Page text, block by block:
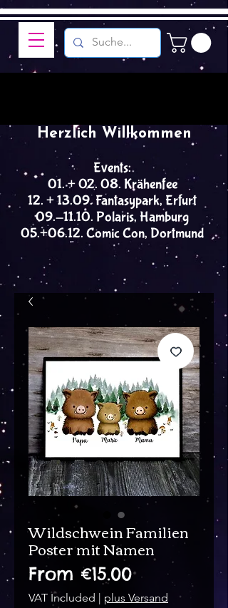
Events:
01. + 02. 08. Krähenfee
12. + 13.09. Fantasypark, Erfurt
09.-11.10. Polaris, Hamburg
05.+06.12. Comic Con, Dortmund
Herzlich Willkommen
Wildschwein Familien
Poster mit Namen
From €15.00Sale
Price
VAT Included | plus Versand